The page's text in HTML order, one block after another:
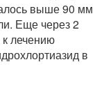
выше 90 мм
Еще через 2
лечению
в